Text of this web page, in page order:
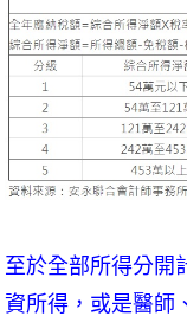
至於全部所得分開
資所得，或是醫師